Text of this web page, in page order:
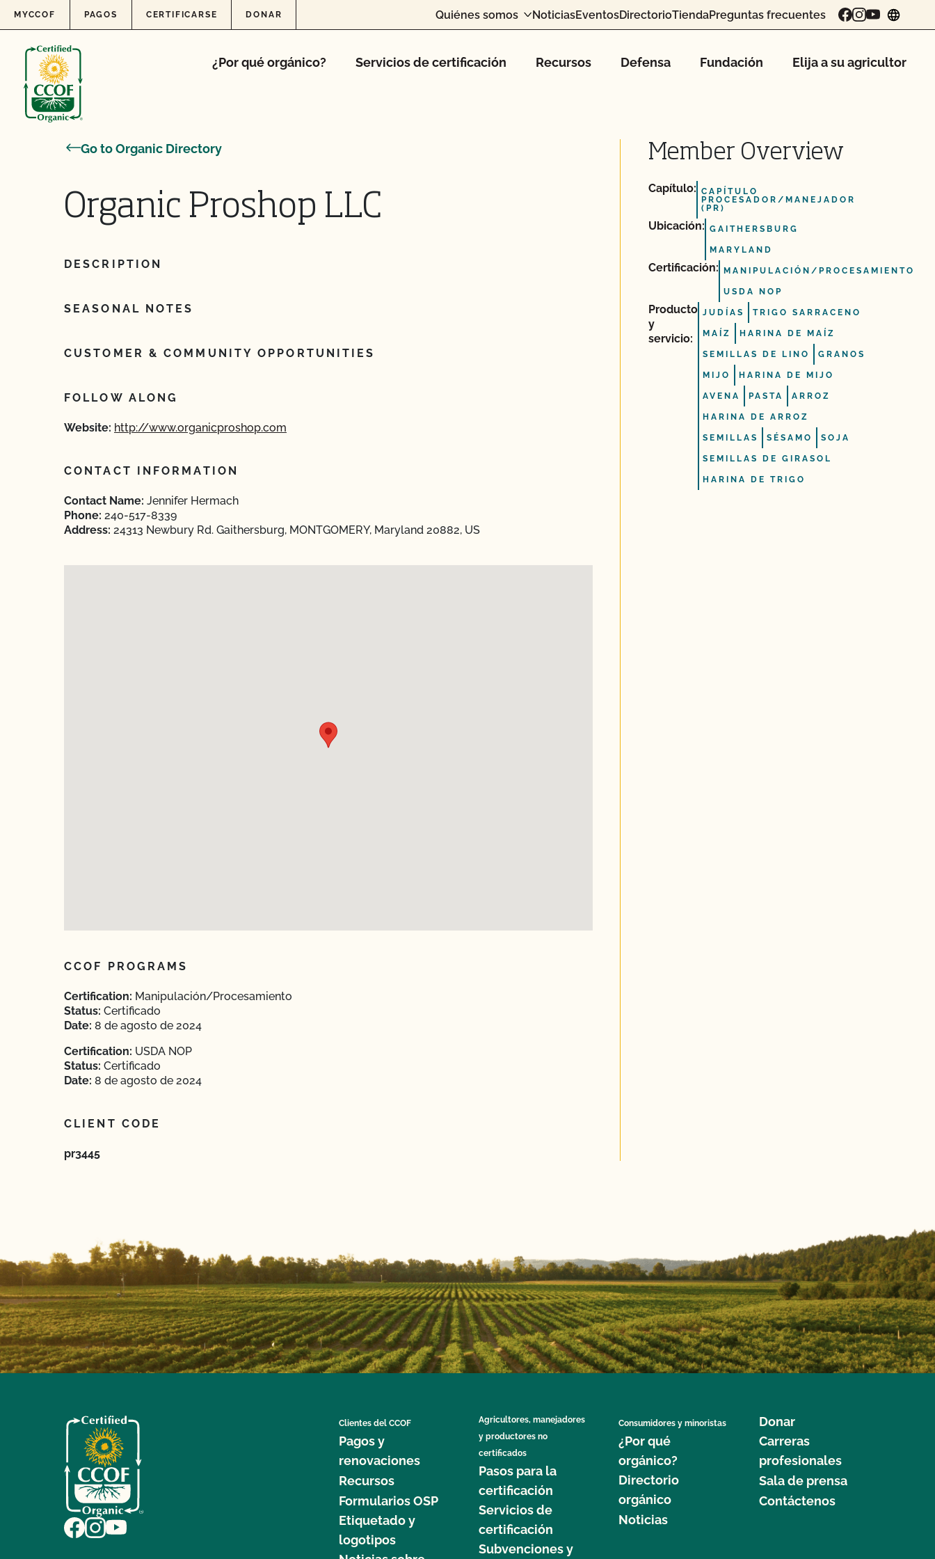
Skip to content
MYCCOF PAGOS CERTIFICARSE DONAR Quiénes somos NoticiasEventosDirectorioTiendaPreguntas frecuentes
¿Por qué orgánico? Servicios de certificación Recursos Defensa Fundación Elija a su agricultor
Go to Organic Directory
Organic Proshop LLC
DESCRIPTION
SEASONAL NOTES
CUSTOMER & COMMUNITY OPPORTUNITIES
FOLLOW ALONG
Website: http://www.organicproshop.com
CONTACT INFORMATION
Contact Name: Jennifer Hermach
Phone: 240-517-8339
Address: 24313 Newbury Rd. Gaithersburg, MONTGOMERY, Maryland 20882, US
CCOF PROGRAMS
Certification: Manipulación/Procesamiento
Status: Certificado
Date: 8 de agosto de 2024
Certification: USDA NOP
Status: Certificado
Date: 8 de agosto de 2024
CLIENT CODE
pr3445
Member Overview
Capítulo: CAPÍTULO
PROCESADOR/MANEJADOR
(PR)
Ubicación: GAITHERSBURG
MARYLAND
Certificación: MANIPULACIÓN/PROCESAMIENTO
USDA NOP
Producto
y
servicio:
JUDÍAS TRIGO SARRACENO
MAÍZ HARINA DE MAÍZ
SEMILLAS DE LINO GRANOS
MIJO HARINA DE MIJO
AVENA PASTA ARROZ
HARINA DE ARROZ
SEMILLAS SÉSAMO SOJA
SEMILLAS DE GIRASOL
HARINA DE TRIGO
Clientes del CCOF
Pagos y
renovaciones
Recursos
Formularios OSP
Etiquetado y
logotipos
Agricultores, manejadores
y productores no
certificados
Pasos para la
certificación
Servicios de
certificación
Subvenciones y
Consumidores y minoristas
¿Por qué
orgánico?
Directorio
orgánico
Noticias
Donar
Carreras
profesionales
Sala de prensa
Contáctenos